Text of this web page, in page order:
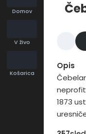
Domov
V živo
Košarica
Opis
1873